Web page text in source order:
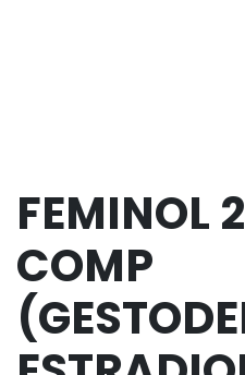
FEMINOL
COMP